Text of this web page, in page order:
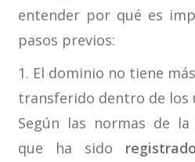
entender por qué es
pasos previos:
1. El dominio no tiene
transferido dentro de los
Según las normas de
que ha sido